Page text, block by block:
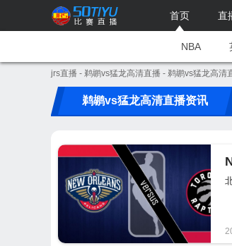
首页 直
NBA
jrs直播 - 鹈鹕vs猛龙高清直播 - 鹈鹕vs猛龙高清
鹈鹕vs猛龙高清直播资讯